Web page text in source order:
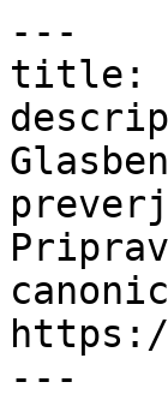
---
title:
---